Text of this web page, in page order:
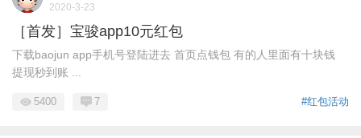
2020-3-23
［首发］宝骏app10元红包
下载baojun app手机号登陆进去 首页点钱包 有的人里面有十块钱
提现秒到账 ...
#红包活动
5400 7